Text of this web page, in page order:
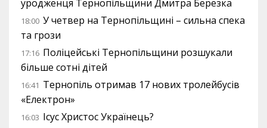
уродженця Тернопільщини Дмитра Березка
18:00 У четвер на Тернопільщині – сильна спека
та грози
17:16 Поліцейські Тернопільщини розшукали
більше сотні дітей
16:41 Тернопіль отримав 17 нових тролейбусів
«Електрон»
16:03 Ісус Христос Українець?